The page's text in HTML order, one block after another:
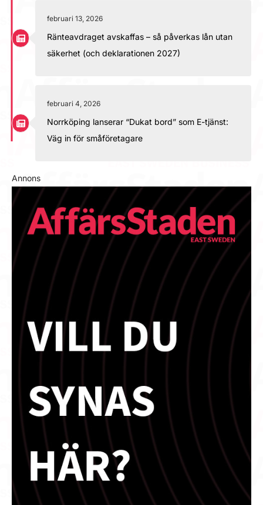
februari 13, 2026
Ränteavdraget avskaffas – så påverkas lån utan
säkerhet (och deklarationen 2027)
februari 4, 2026
Norrköping lanserar “Dukat bord” som E-tjänst:
Väg in för småföretagare
Annons